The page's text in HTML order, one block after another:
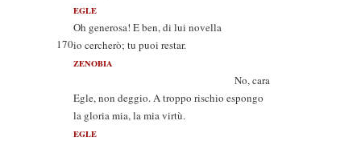
EGLE
Oh generosa! E ben, di lui novella
170io cercherò; tu puoi restar.
ZENOBIA
No, cara
Egle, non deggio. A troppo rischio espongo
la gloria mia, la mia virtù.
EGLE